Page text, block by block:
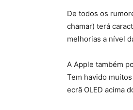
De todos os
chamar) terá
melhorias a nível
A Apple também
Tem havido
ecrã OLED acima